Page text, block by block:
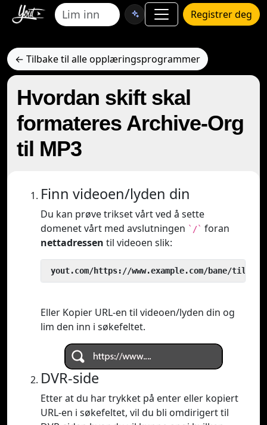
Registrer deg
← Tilbake til alle opplæringsprogrammer
Hvordan skift skal
formateres Archive-Org
til MP3
Finn videoen/lyden din
Du kan prøve trikset vårt ved å sette
domenet vårt med avslutningen `/` foran
nettadressen til videoen slik:
yout.com/https://www.example.com/bane/til/
Eller Kopier URL-en til videoen/lyden din og
lim den inn i søkefeltet.
DVR-side
Etter at du har trykket på enter eller kopiert
URL-en i søkefeltet, vil du bli omdirigert til